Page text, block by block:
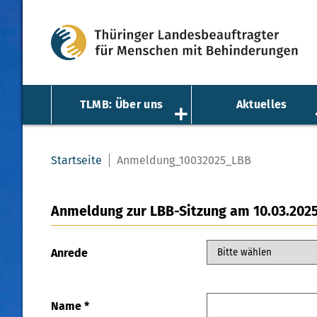
TLMB: Über uns Aktuelles
Startseite Anmeldung_10032025_LBB
Anmeldung zur LBB-Sitzung am
Anrede
Name *